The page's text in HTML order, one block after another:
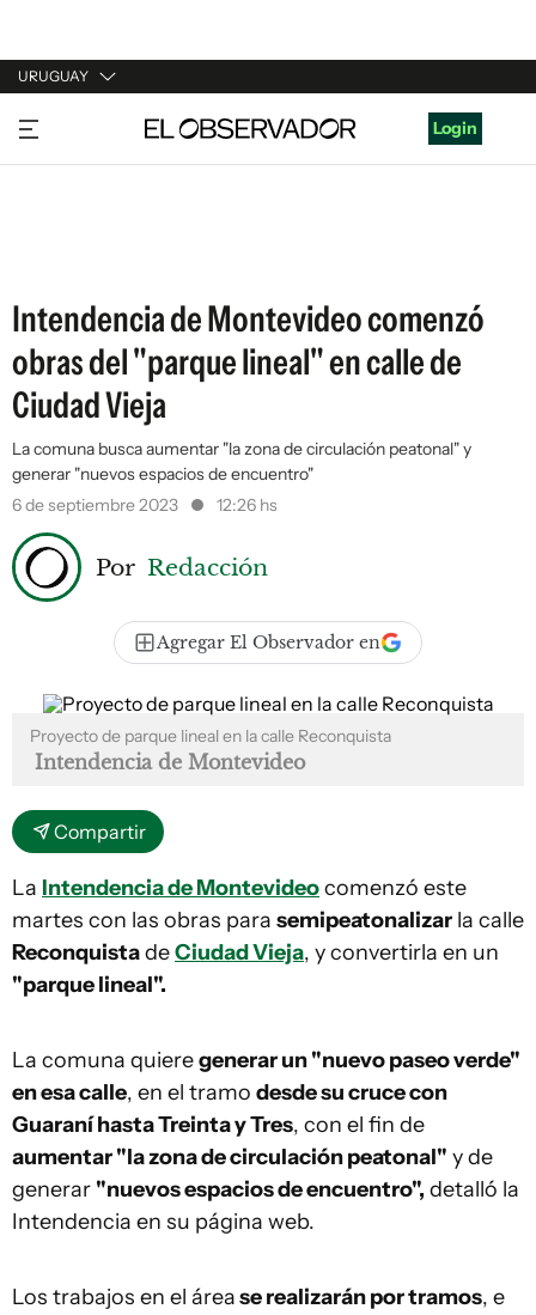
URUGUAY
URUGUAY
ARGENTINA
Login
Intendencia de Montevideo comenzó
obras del "parque lineal" en calle de
Ciudad Vieja
La comuna busca aumentar "la zona de circulación peatonal" y
generar "nuevos espacios de encuentro"
6 de septiembre 2023
12:26 hs
Por Redacción
Agregar El Observador en
Proyecto de parque lineal en la calle Reconquista
Intendencia de Montevideo
Compartir
La Intendencia de Montevideocomenzó este
martes con las obras para semipeatonalizar la calle
ReconquistadeCiudad Vieja, y convertirla en un
"parque lineal".
La comuna quieregenerar un "nuevo paseo verde"
en esa calle, en el tramo desde su cruce con
Guaraní hasta Treinta y Tres, con el fin de
aumentar "la zona de circulación peatonal" y de
generar "nuevos espacios de encuentro", detalló la
Intendencia en su página web.
Los trabajos en el árease realizarán por tramos, e